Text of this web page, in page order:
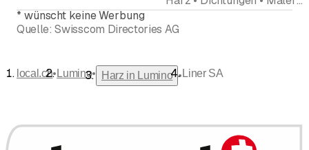
* wünscht keine Werbung
Quelle: Swisscom Directories AG
local.ch• Lumino• Harz in Lumino • Liner SA